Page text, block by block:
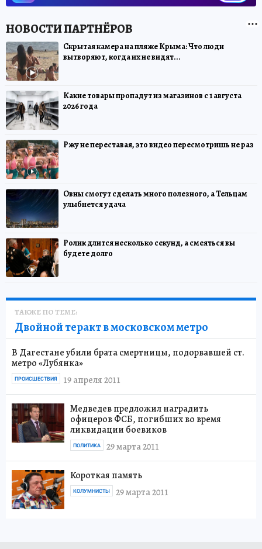
Скрытая камера на пляже Крыма: Что люди
вытворяют, когда их не видят...
Какие товары пропадут из магазинов с 1 августа
2026 года
Ржу не переставая, это видео пересмотришь не раз
Овны смогут сделать много полезного, а Тельцам
улыбнется удача
Ролик длится несколько секунд, а смеяться вы
будете долго
ТАКЖЕ ПО ТЕМЕ:
Двойной теракт в московском метро
В Дагестане убили брата смертницы, подорвавшей ст.
метро «Лубянка»
19 апреля 2011
ПРОИСШЕСТВИЯ
Медведев предложил наградить
офицеров ФСБ, погибших во время
ликвидации боевиков
29 марта 2011
ПОЛИТИКА
Короткая память
29 марта 2011
КОЛУМНИСТЫ